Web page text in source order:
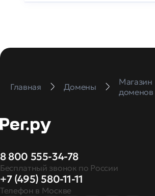
Главная Домены
Магазин
доменов
8 800 555-34-78
Бесплатный звонок по России
+7 (495) 580-11-11
Телефон в Москве